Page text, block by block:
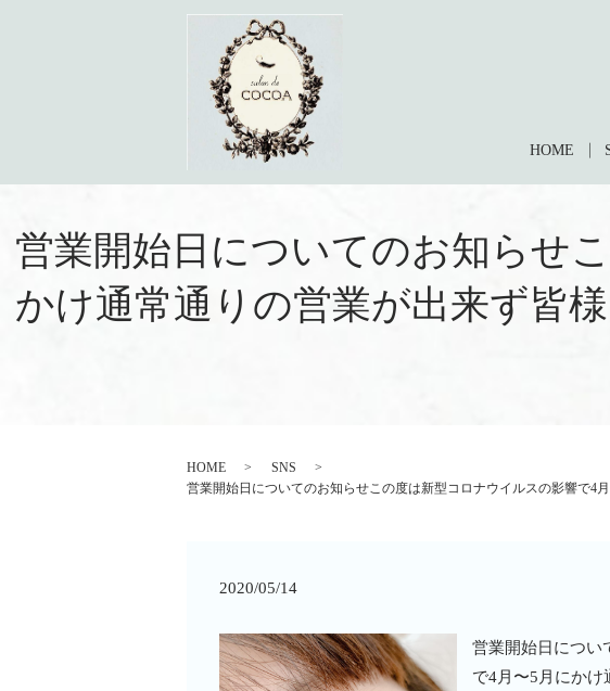
HOME
営業開始日についてのお知らせ
かけ通常通りの営業が出来ず皆
HOME
SNS
営業開始日についてのお知らせこの度は新型コロナウイルスの影響で4
2020/05/14
営業開始日につい
で4月〜5月にか